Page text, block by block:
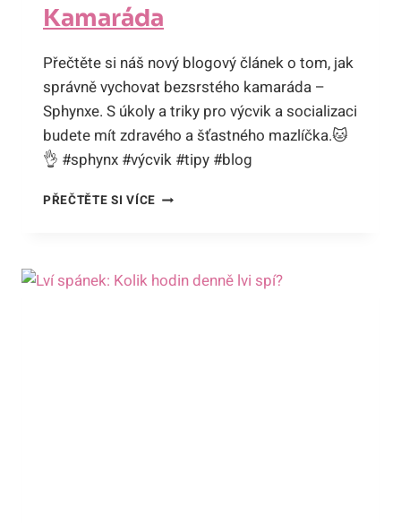
Kamaráda
Přečtěte si náš nový blogový článek o tom, jak
správně vychovat bezsrstého kamaráda –
Sphynxe. S úkoly a triky pro výcvik a socializaci
budete mít zdravého a šťastného mazlíčka.🐱
👌 #sphynx #výcvik #tipy #blog
PŘEČTĚTE SI VÍCEJAK
TRIKY